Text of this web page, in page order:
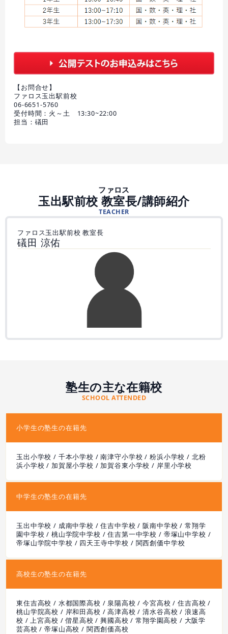
【お問合せ】
ファロス玉出駅前校
06-6651-5760
受付時間：火～土 13:30~22:00
担当：礒田
ファロス
玉出駅前校 教室長/講師紹介
TEACHER
ファロス玉出駅前校 教室長
礒田 涼佑
塾生の主な在籍校
SCHOOL ATTENDED
小学生の塾生の在籍先
玉出小学校 / 千本小学校 / 南津守小学校 / 粉浜小学校 / 北粉
浜小学校 / 加賀屋小学校 / 加賀谷東小学校 / 岸里小学校
中学生の塾生の在籍先
玉出中学校 / 成南中学校 / 住吉中学校 / 阪南中学校 / 常翔学
園中学校 / 桃山学院中学校 / 住吉第一中学校 / 帝塚山中学校 /
帝塚山学院中学校 / 四天王寺中学校 / 関西創価中学校
高校生の塾生の在籍先
東住吉高校 / 水都国際高校 / 泉陽高校 / 今宮高校 / 住吉高校 /
桃山学院高校 / 岸和田高校 / 高津高校 / 清水谷高校 / 浪速高
校 / 上宮高校 / 偕星高校 / 興國高校 / 常翔学園高校 / 大阪学
芸高校 / 帝塚山高校 / 関西創価高校